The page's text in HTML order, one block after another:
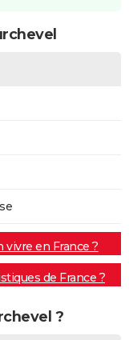
vivre en France ?
de France ?
?